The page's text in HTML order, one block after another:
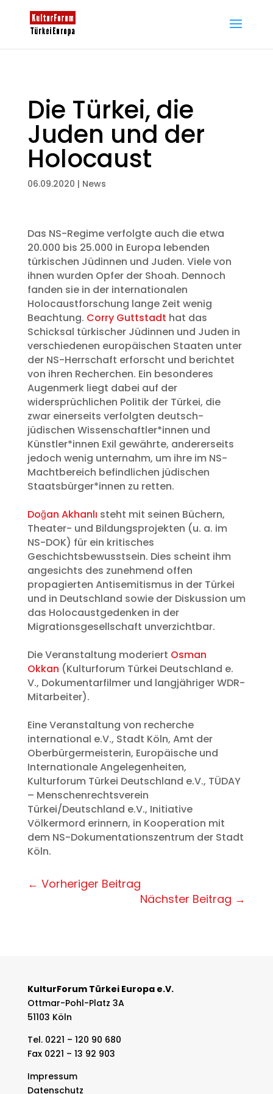
Die Türkei, die
Juden und der
Holocaust
06.09.2020 | News
Das NS-Regime verfolgte auch die etwa
20.000 bis 25.000 in Europa lebenden
türkischen Jüdinnen und Juden. Viele von
ihnen wurden Opfer der Shoah. Dennoch
fanden sie in der internationalen
Holocaustforschung lange Zeit wenig
Beachtung. Corry Guttstadt hat das
Schicksal türkischer Jüdinnen und Juden in
verschiedenen europäischen Staaten unter
der NS-Herrschaft erforscht und berichtet
von ihren Recherchen. Ein besonderes
Augenmerk liegt dabei auf der
widersprüchlichen Politik der Türkei, die
zwar einerseits verfolgten deutsch-
jüdischen Wissenschaftler*innen und
Künstler*innen Exil gewährte, andererseits
jedoch wenig unternahm, um ihre im NS-
Machtbereich befindlichen jüdischen
Staatsbürger*innen zu retten.
Doğan Akhanlı steht mit seinen Büchern,
Theater- und Bildungsprojekten (u. a. im
NS-DOK) für ein kritisches
Geschichtsbewusstsein. Dies scheint ihm
angesichts des zunehmend offen
propagierten Antisemitismus in der Türkei
und in Deutschland sowie der Diskussion um
das Holocaustgedenken in der
Migrationsgesellschaft unverzichtbar.
Die Veranstaltung moderiert Osman
Okkan (Kulturforum Türkei Deutschland e.
V., Dokumentarfilmer und langjähriger WDR-
Mitarbeiter).
Eine Veranstaltung von recherche
international e.V., Stadt Köln, Amt der
Oberbürgermeisterin, Europäische und
Internationale Angelegenheiten,
Kulturforum Türkei Deutschland e.V., TÜDAY
– Menschenrechtsverein
Türkei/Deutschland e.V., Initiative
Völkermord erinnern, in Kooperation mit
dem NS-Dokumentationszentrum der Stadt
Köln.
← Vorheriger Beitrag
Nächster Beitrag →
KulturForum Türkei Europa e.V.
Ottmar-Pohl-Platz 3A
51103 Köln
Tel. 0221 – 120 90 680
Fax 0221 – 13 92 903
Impressum
Datenschutz